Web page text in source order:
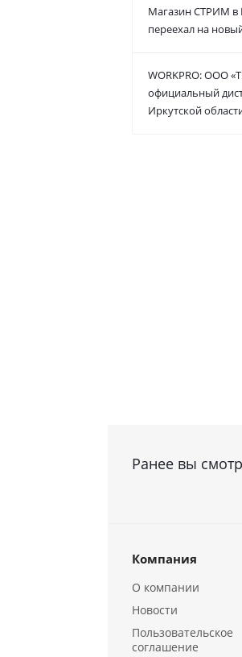
Магазин СТРИМ в
переехал на
WORKPRO: ООО
официальный
Иркутской
Ранее вы
Компания
О компании
Новости
Пользовательское
соглашение